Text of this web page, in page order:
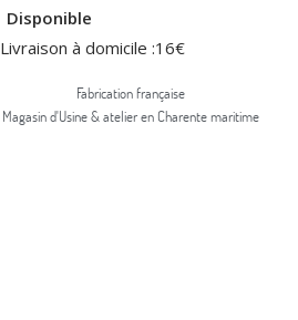
Disponible
Livraison à domicile :16€
Fabrication française
Magasin d'Usine & atelier en Charente maritime